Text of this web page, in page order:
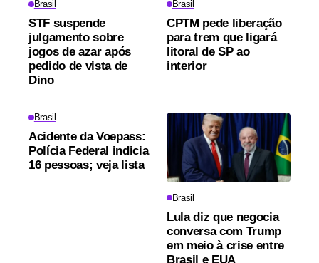
Brasil
STF suspende
julgamento sobre
jogos de azar após
pedido de vista de
Dino
Brasil
CPTM pede liberação
para trem que ligará
litoral de SP ao
interior
Brasil
Acidente da Voepass:
Polícia Federal indicia
16 pessoas; veja lista
Brasil
Lula diz que negocia
conversa com Trump
em meio à crise entre
Brasil e EUA